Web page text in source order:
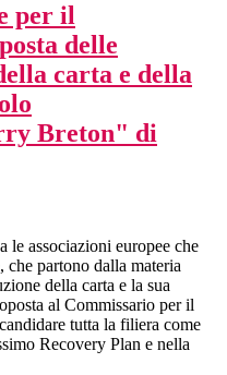
per il
delle
carta e della
Breton" di
le associazioni europee che
partono dalla materia
della carta e la sua
al Commissario per il
tutta la filiera come
Recovery Plan e nella